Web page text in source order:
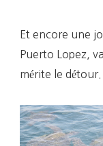
Et encore une
Puerto Lopez,
mérite le détour.